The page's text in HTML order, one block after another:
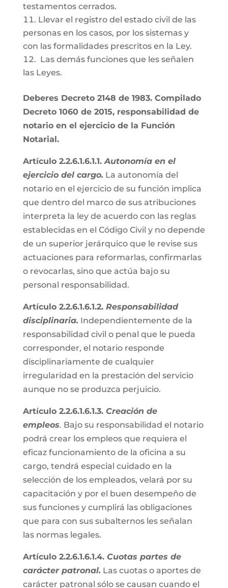
testamentos cerrados.
Llevar el registro del estado civil de las
personas en los casos, por los sistemas y
con las formalidades prescritos en la Ley.
Las demás funciones que les señalen
las Leyes.
Deberes Decreto 2148 de 1983. Compilado
Decreto 1060 de 2015, responsabilidad de
notario en el ejercicio de la Función
Notarial.
Artículo 2.2.6.1.6.1.1.Autonomía en el
ejercicio del cargo. La autonomía del
notario en el ejercicio de su función implica
que dentro del marco de sus atribuciones
interpreta la ley de acuerdo con las reglas
establecidas en el Código Civil y no depende
de un superior jerárquico que le revise sus
actuaciones para reformarlas, confirmarlas
o revocarlas, sino que actúa bajo su
personal responsabilidad.
Artículo 2.2.6.1.6.1.2.Responsabilidad
disciplinaria. Independientemente de la
responsabilidad civil o penal que le pueda
corresponder, el notario responde
disciplinariamente de cualquier
irregularidad en la prestación del servicio
aunque no se produzca perjuicio.
Artículo 2.2.6.1.6.1.3. Creación de
empleos. Bajo su responsabilidad el notario
podrá crear los empleos que requiera el
eficaz funcionamiento de la oficina a su
cargo, tendrá especial cuidado en la
selección de los empleados, velará por su
capacitación y por el buen desempeño de
sus funciones y cumplirá las obligaciones
que para con sus subalternos les señalan
las normas legales.
Artículo 2.2.6.1.6.1.4. Cuotas partes de
carácter patronal. Las cuotas o aportes de
carácter patronal sólo se causan cuando el